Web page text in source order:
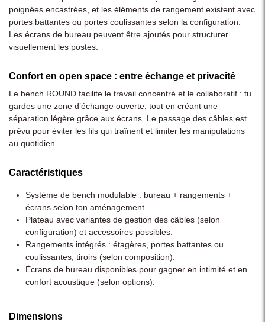
poignées encastrées, et les éléments de rangement existent avec
portes battantes ou portes coulissantes selon la configuration.
Les écrans de bureau peuvent être ajoutés pour structurer
visuellement les postes.
Confort en open space : entre échange et privacité
Le bench ROUND facilite le travail concentré et le collaboratif : tu
gardes une zone d’échange ouverte, tout en créant une
séparation légère grâce aux écrans. Le passage des câbles est
prévu pour éviter les fils qui traînent et limiter les manipulations
au quotidien.
Caractéristiques
Système de bench modulable : bureau + rangements +
écrans selon ton aménagement.
Plateau avec variantes de gestion des câbles (selon
configuration) et accessoires possibles.
Rangements intégrés : étagères, portes battantes ou
coulissantes, tiroirs (selon composition).
Écrans de bureau disponibles pour gagner en intimité et en
confort acoustique (selon options).
Dimensions